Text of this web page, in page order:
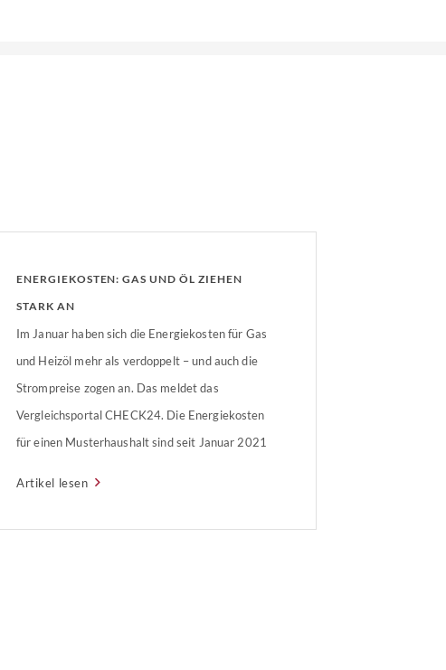
ENERGIEKOSTEN: GAS UND ÖL ZIEHEN
STARK AN
Im Januar haben sich die Energiekosten für Gas
und Heizöl mehr als verdoppelt – und auch die
Strompreise zogen an. Das meldet das
Vergleichsportal CHECK24. Die Energiekosten
für einen Musterhaushalt sind seit Januar 2021
Artikel lesen